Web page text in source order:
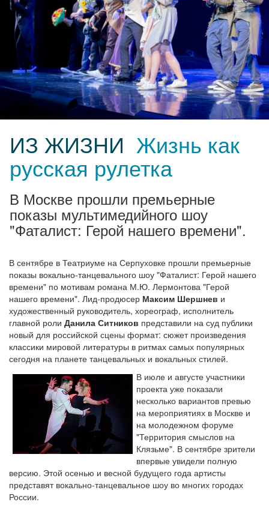
ИЗ ЖИЗНИ Жизнь как
русская рулетка
В Москве прошли премьерные
показы мультимедийного шоу
"Фаталист: Герой нашего времени".
В сентябре в Театриуме на Серпуховке прошли премьерные
показы вокально-танцевального шоу "Фаталист: Герой нашего
времени" по мотивам романа М.Ю. Лермонтова "Герой
нашего времени". Лид-продюсер Максим Шершнев и
художественный руководитель, хореограф, исполнитель
главной роли Данила Ситников представили на суд публики
новый для российской сцены формат: сюжет произведения
классики мировой литературы в ритмах самых популярных
сегодня на планете танцевальных и вокальных стилей.
В июле и августе участники
проекта уже показали
несколько вариантов превью
на мероприятиях в Москве и
на молодежном форуме
"Территория смыслов на
Клязьме". В сентябре зрители
впервые увидели полную
версию. Этой осенью и весной будущего года артисты
представят вокально-танцевальное шоу во многих городах
России.